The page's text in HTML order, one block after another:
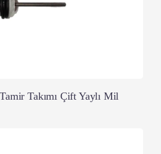
Takımı Çift Yaylı Mil